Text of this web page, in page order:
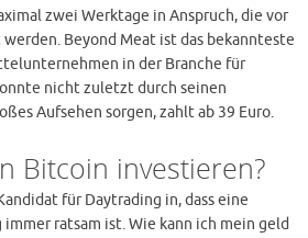
zwei Werktage in Anspruch, die vor
Beyond Meat ist das bekannteste
in der Branche für
nicht zuletzt durch seinen
Aufsehen sorgen, zahlt ab 39 Euro.
Bitcoin investieren?
für Daytrading in, dass eine
ratsam ist. Wie kann ich mein geld